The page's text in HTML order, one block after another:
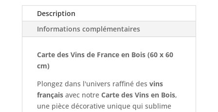
Description
Informations complémentaires
Carte des Vins de France en Bois (60 x 60
cm)
Plongez dans l'univers raffiné des vins
françaisavec notre Carte des Vins en Bois,
une pièce décorative unique qui sublime